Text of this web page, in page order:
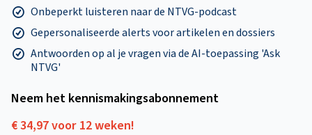
Onbeperkt luisteren naar de NTVG-podcast
Gepersonaliseerde alerts voor artikelen en dossiers
Antwoorden op al je vragen via de AI-toepassing 'Ask
NTVG'
Neem het kennismakings­abonnement
€ 34,97 voor 12 weken!